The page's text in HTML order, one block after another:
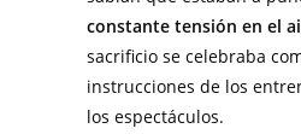
constante tensión en el
sacrificio se celebraba
instrucciones de los
los espectáculos.